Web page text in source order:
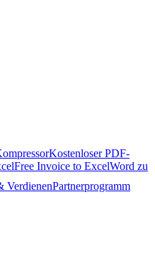
Kostenloser PDF-
Free Invoice to ExcelWord zu
VerdienenPartnerprogramm